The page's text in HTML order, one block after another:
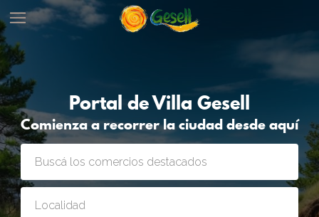
Portal de Villa Gesell
Comienza a recorrer la ciudad desde aquí